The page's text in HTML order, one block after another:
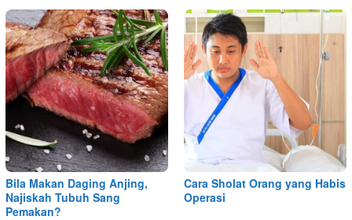
Bila Makan Daging Anjing,
Najiskah Tubuh Sang
Pemakan?
Cara Sholat Orang yang Habis
Operasi